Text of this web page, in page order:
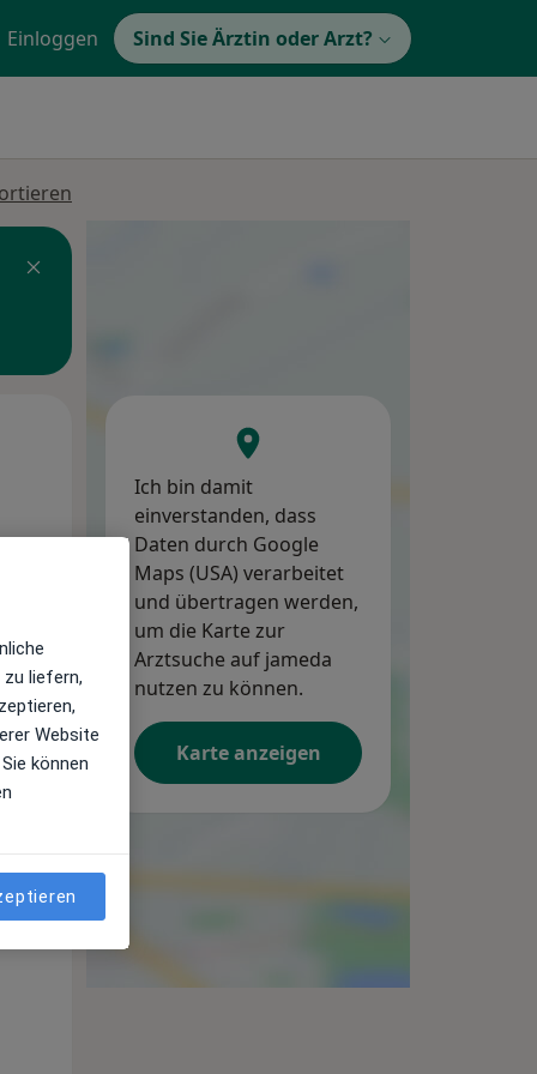
Einloggen Sind Sie Ärztin oder Arzt?
Ich bin damit
einverstanden, dass
Daten durch Google
Maps (USA) verarbeitet
und übertragen werden,
um die Karte zur
Arztsuche auf jameda
nutzen zu können.
Karte anzeigen
liefern,
Website
können